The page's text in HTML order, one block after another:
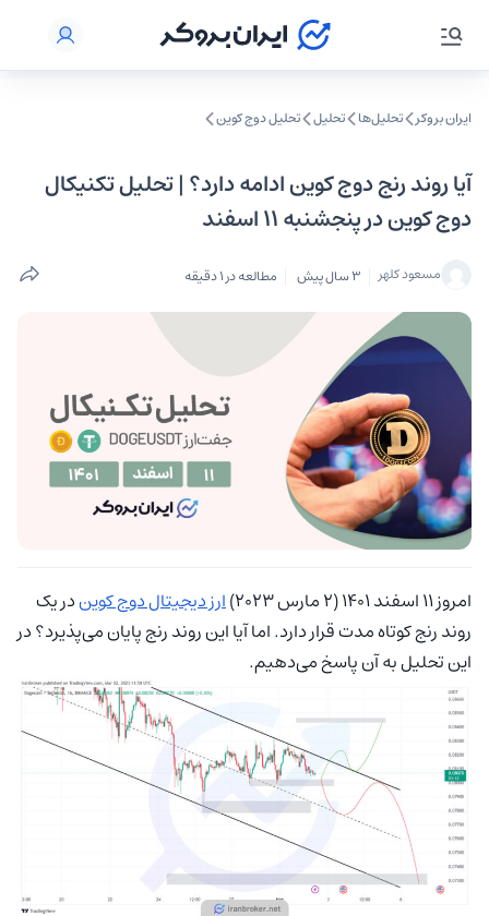
ایران بروکر تحلیل‌ها تحلیل‌ تحلیل دوج کوین
آیا روند رنج دوج کوین ادامه دارد؟ | تحلیل تکنیکال
دوج کوین در پنجشنبه ۱۱ اسفند
مسعود کلهر 3 سال پیش مطالعه در 1 دقیقه
امروز 11 اسفند 1401 (۲ مارس 2023) ارز دیجیتال دوج کویندر یک
روند رنج کوتاه مدت قرار دارد. اما آیا این روند رنج پایان می‌پذیرد؟ در
این تحلیل به آن پاسخ می‌دهیم.